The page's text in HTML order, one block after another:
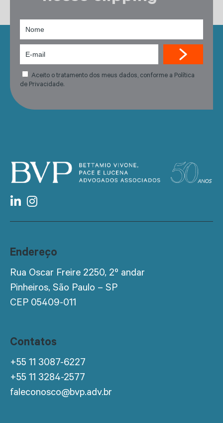
Aceito o tratamento dos meus dados, conforme a Política
de Privacidade.
Endereço
Rua Oscar Freire 2250, 2º andar
Pinheiros, São Paulo – SP
CEP 05409-011
Contatos
+55 11 3087-6227
+55 11 3284-2577
faleconosco@bvp.adv.br